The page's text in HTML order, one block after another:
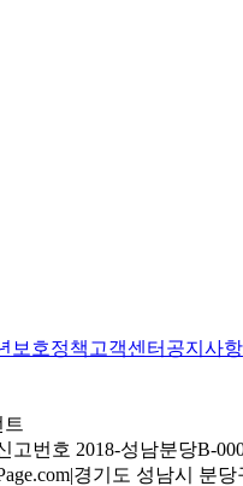
보호정책 고객센터 공지사항
고번호 2018-성남분당B-
|경기도 성남시 분당